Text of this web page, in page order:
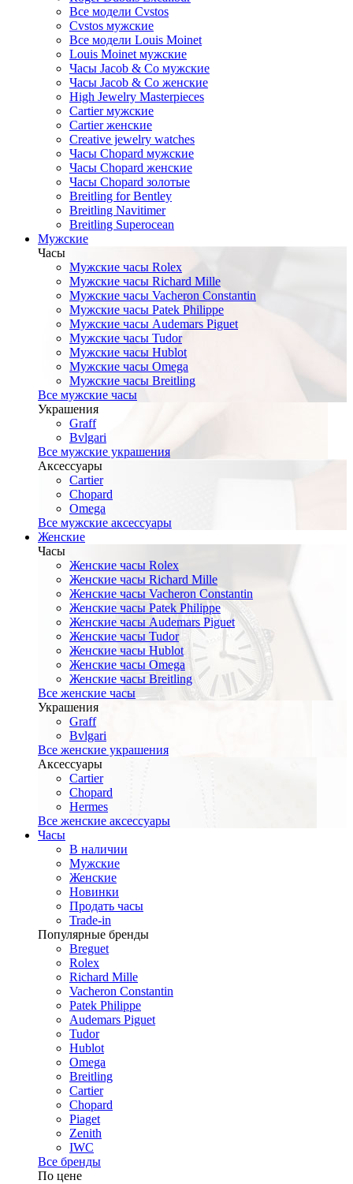
Все модели Cvstos
Cvstos мужские
Все модели Louis Moinet
Louis Moinet мужские
Часы Jacob & Co мужские
Часы Jacob & Co женские
High Jewelry Masterpieces
Cartier мужские
Cartier женские
Creative jewelry watches
Часы Chopard мужские
Часы Сhopard женские
Часы Сhopard золотые
Breitling for Bentley
Breitling Navitimer
Breitling Superocean
Мужские
Часы
Мужские часы Rolex
Мужские часы Richard Mille
Мужские часы Vacheron Constantin
Мужские часы Patek Philippe
Мужские часы Audemars Piguet
Мужские часы Tudor
Мужские часы Hublot
Мужские часы Omega
Мужские часы Breitling
Все мужские часы
Украшения
Graff
Bvlgari
Все мужские украшения
Аксессуары
Cartier
Chopard
Omega
Все мужские аксессуары
Женские
Часы
Женские часы Rolex
Женские часы Richard Mille
Женские часы Vacheron Constantin
Женские часы Patek Philippe
Женские часы Audemars Piguet
Женские часы Tudor
Женские часы Hublot
Женские часы Omega
Женские часы Breitling
Все женские часы
Украшения
Graff
Bvlgari
Все женские украшения
Аксессуары
Cartier
Chopard
Hermes
Все женские аксессуары
Часы
В наличии
Мужские
Женские
Новинки
Продать часы
Trade-in
Популярные бренды
Breguet
Rolex
Richard Mille
Vacheron Constantin
Patek Philippe
Audemars Piguet
Tudor
Hublot
Omega
Breitling
Cartier
Chopard
Piaget
Zenith
IWC
Все бренды
По цене